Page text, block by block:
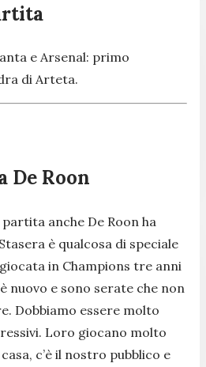
e Arsenal: primo
di Arteta.
De Roon
anche De Roon ha
è qualcosa di speciale
in Champions tre anni
nuovo e sono serate che non
Dobbiamo essere molto
Loro giocano molto
c’è il nostro pubblico e